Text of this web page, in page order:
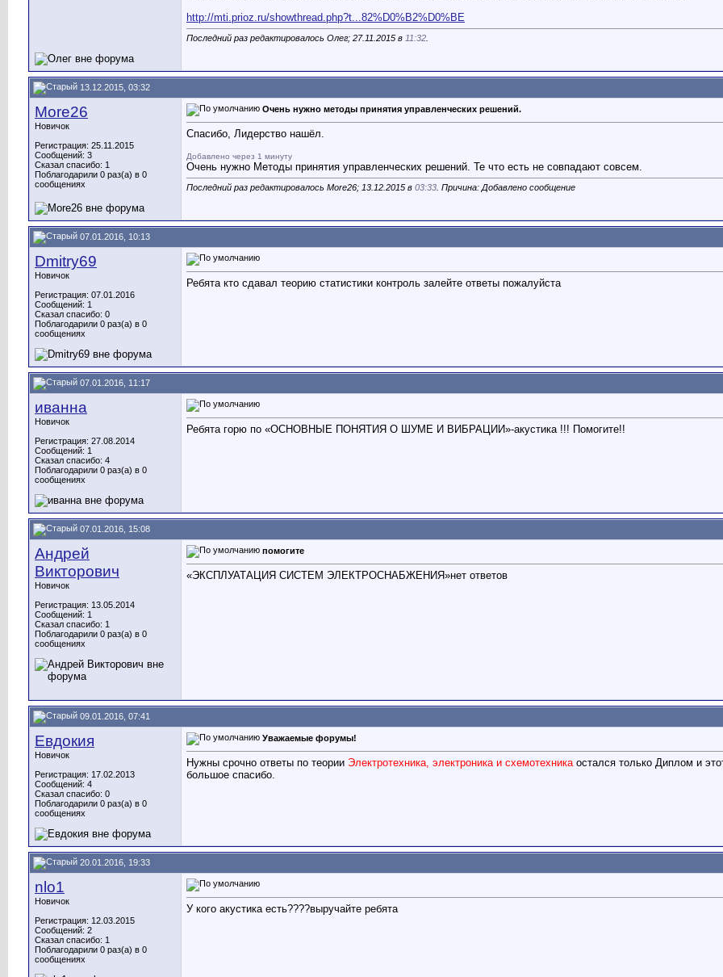
http://mti.prioz.ru/showthread.php?t...82%D0%B2%D0%BE
Последний раз редактировалось Олег; 27.11.2015 в 11:32
13.12.2015, 03:32
More26
Новичок
Регистрация: 25.11.2015
Сообщений: 3
Сказал спасибо: 1
Поблагодарили 0 раз(а) в 0
сообщениях
Очень нужно методы принятия управленческих решений.
Спасибо, Лидерство нашёл.
Добавлено через 1 минуту
Очень нужно Методы принятия управленческих решений. Те что есть не совпадают совсем.
Последний раз редактировалось More26; 13.12.2015 в 03:33 . Причина: Добавлено сообщение
07.01.2016, 10:13
Dmitry69
Новичок
Регистрация: 07.01.2016
Сообщений: 1
Сказал спасибо: 0
Поблагодарили 0 раз(а) в 0
сообщениях
Ребята кто сдавал теорию статистики контроль залейте ответы пожалуйста
07.01.2016, 11:17
иванна
Новичок
Регистрация: 27.08.2014
Сообщений: 1
Сказал спасибо: 4
Поблагодарили 0 раз(а) в 0
сообщениях
Ребята горю по «ОСНОВНЫЕ ПОНЯТИЯ О ШУМЕ И ВИБРАЦИИ»-акустика !!! Помогите!!
07.01.2016, 15:08
Андрей
Викторович
Новичок
Регистрация: 13.05.2014
Сообщений: 1
Сказал спасибо: 1
Поблагодарили 0 раз(а) в 0
сообщениях
помогите
«ЭКСПЛУАТАЦИЯ СИСТЕМ ЭЛЕКТРОСНАБЖЕНИЯ»нет ответов
09.01.2016, 07:41
Евдокия
Новичок
Регистрация: 17.02.2013
Сообщений: 4
Сказал спасибо: 0
Поблагодарили 0 раз(а) в 0
сообщениях
Уважаемые форумы!
Нужны срочно ответы по теории Электротехника, электроника и схемотехникаостался только Диплом и
большое спасибо.
20.01.2016, 19:33
nlo1
Новичок
Регистрация: 12.03.2015
Сообщений: 2
Сказал спасибо: 1
Поблагодарили 0 раз(а) в 0
сообщениях
У кого акустика есть????выручайте ребята